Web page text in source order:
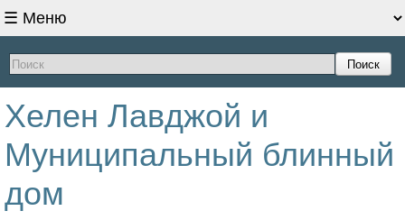
Поиск
Хелен Лавджой и
Муниципальный блинный
дом